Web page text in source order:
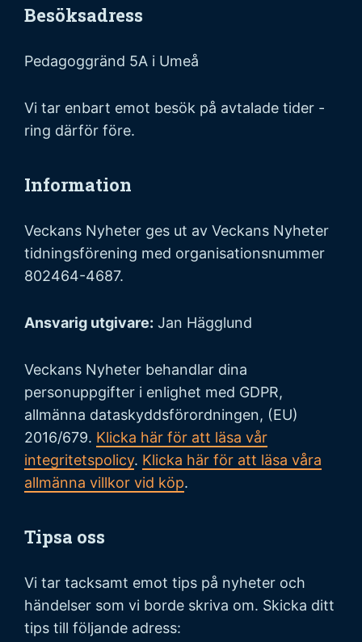
Besöksadress
Pedagoggränd 5A i Umeå
Vi tar enbart emot besök på avtalade tider -
ring därför före.
Information
Veckans Nyheter ges ut av Veckans Nyheter
tidningsförening med organisationsnummer
802464-4687.
Ansvarig utgivare: Jan Hägglund
Veckans Nyheter behandlar dina
personuppgifter i enlighet med GDPR,
allmänna dataskyddsförordningen, (EU)
2016/679. Klicka här för att läsa vår
integritetspolicy. Klicka här för att läsa våra
allmänna villkor vid köp.
Tipsa oss
Vi tar tacksamt emot tips på nyheter och
händelser som vi borde skriva om. Skicka ditt
tips till följande adress: